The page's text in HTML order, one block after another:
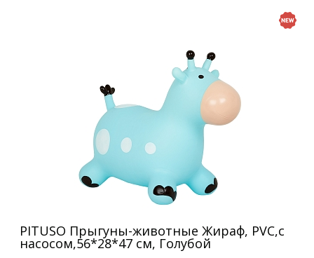
PITUSO Прыгуны-животные Жираф, PVC,с
насосом,56*28*47 см, Голубой